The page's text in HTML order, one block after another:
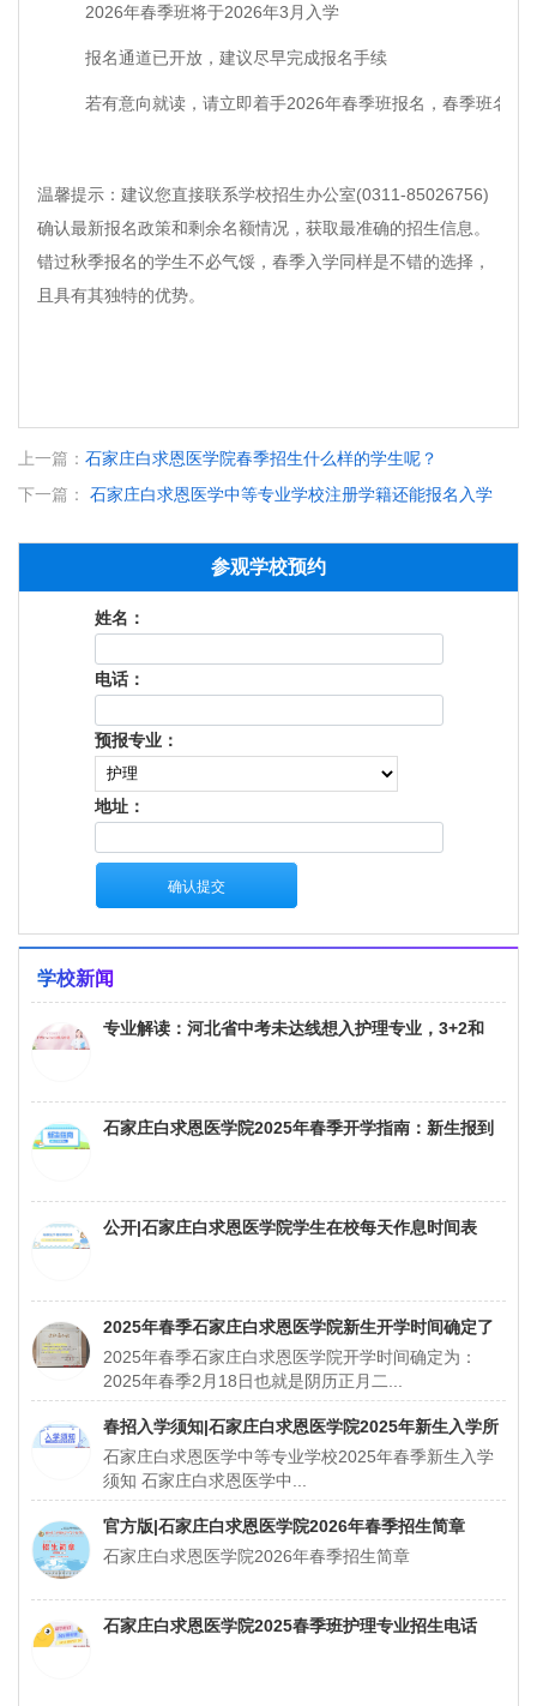
2026年春季班将于2026年3月入学
报名通道已开放，建议尽早完成报名手续
若有意向就读，请立即着手2026年春季班报名，春季班名
温馨提示：建议您直接联系学校招生办公室(0311-85026756)
确认最新报名政策和剩余名额情况，获取最准确的招生信息。
错过秋季报名的学生不必气馁，春季入学同样是不错的选择，
且具有其独特的优势。
上一篇： 石家庄白求恩医学院春季招生什么样的学生呢？
下一篇：
石家庄白求恩医学中等专业学校注册学籍还能报名入学
参观学校预约
学校新闻
专业解读：河北省中考未达线想入护理专业，3+2和
石家庄白求恩医学院2025年春季开学指南：新生报到
公开|石家庄白求恩医学院学生在校每天作息时间表
2025年春季石家庄白求恩医学院新生开学时间确定了
2025年春季石家庄白求恩医学院开学时间确定为：
2025年春季2月18日也就是阴历正月二...
春招入学须知|石家庄白求恩医学院2025年新生入学所
带资料
石家庄白求恩医学中等专业学校2025年春季新生入学
须知 石家庄白求恩医学中...
官方版|石家庄白求恩医学院2026年春季招生简章
石家庄白求恩医学院2026年春季招生简章
石家庄白求恩医学院2025春季班护理专业招生电话